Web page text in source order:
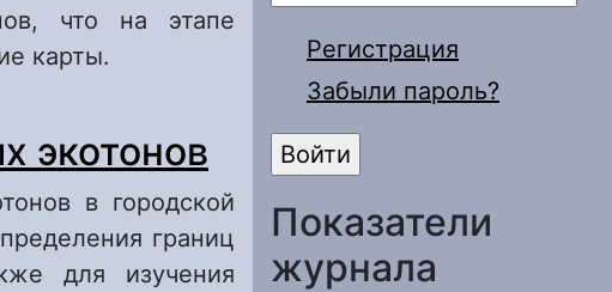
что на этапе
карты.
экотонов
в городской
границ
для изучения
Регистрация
Забыли пароль?
Показатели
журнала